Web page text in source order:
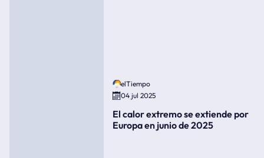
elTiempo
04 jul 2025
El calor extremo se extiende por
Europa en junio de 2025